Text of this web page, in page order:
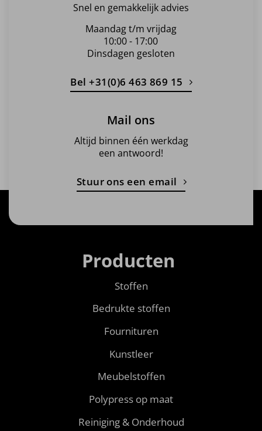
Snel en gemakkelijk advies
Maandag t/m vrijdag
10:00 - 17:00
Dinsdagen gesloten
Bel +31(0)6 463 869 15
Mail ons
Altijd binnen één werkdag
een antwoord!
Stuur ons een email
Producten
Stoffen
Bedrukte stoffen
Fournituren
Kunstleer
Meubelstoffen
Polypress op maat
Reiniging & Onderhoud